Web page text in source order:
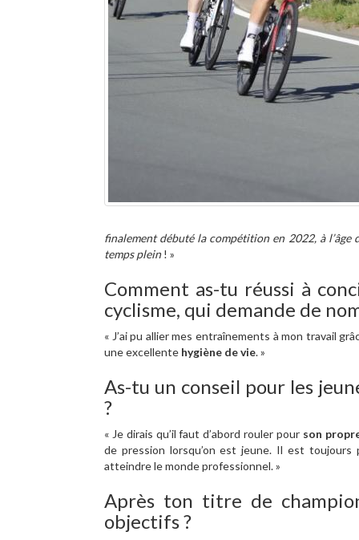
finalement débuté la compétition en 2022, à l’âge
temps plein! »
Comment as-tu réussi à
cyclisme, qui demande de
« J’ai pu allier mes entraînements à mon travail
une excellente hygiène de vie. »
As-tu un conseil pour les
?
« Je dirais qu’il faut d’abord rouler pour son
de pression lorsqu’on est jeune. Il est toujours
atteindre le monde professionnel. »
Après ton titre de
objectifs ?